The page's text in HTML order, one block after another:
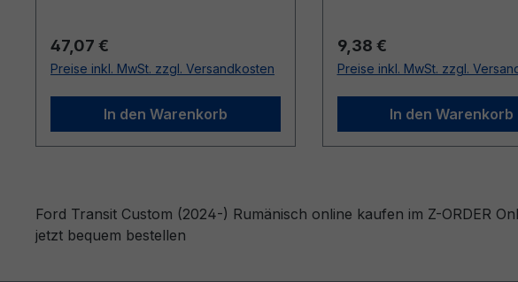
Regulärer Preis:
47,07 €
Preise inkl. MwSt. zzgl. Versandkosten
In den Warenkorb
Regulärer Preis:
9,38 €
Preise inkl. MwSt. zzgl.
In den Warenkorb
Ford Transit Custom (2024-) Rumänisch online kaufen im Z-ORDER
jetzt bequem bestellen